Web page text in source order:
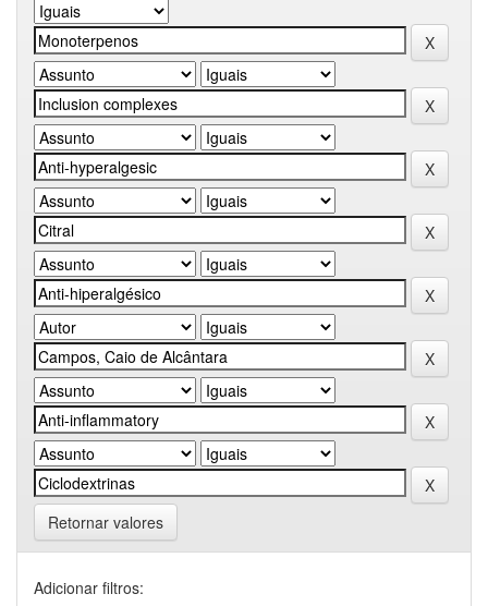
Retornar valores
Adicionar filtros: